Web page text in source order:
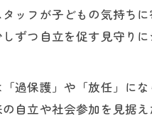
ッフが子どもの気持ち
ずつ自立を促す見守り
過保護」や「放任」に
自立や社会参加を見据え